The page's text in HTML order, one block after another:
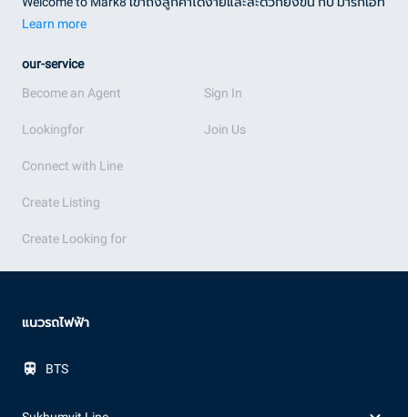
Learn more
our-service
Become an Agent
Lookingfor
Connect with Line
Create Listing
Create Looking for
Sign In
Join Us
แนวรถไฟฟ้า
BTS